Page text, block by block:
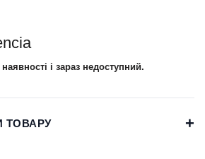
і зараз недоступний.
ТОВАРУ +